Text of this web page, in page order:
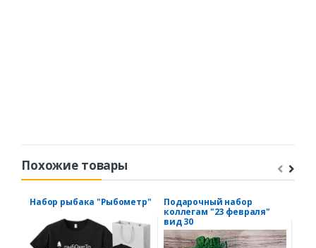
Похожие товары
Набор рыбака "Рыбометр"
Подарочный набор
коллегам "23 февраля"
вид 30